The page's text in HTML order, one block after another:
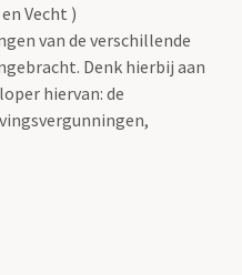
Vecht )
van de verschillende
Denk hierbij aan
hiervan: de